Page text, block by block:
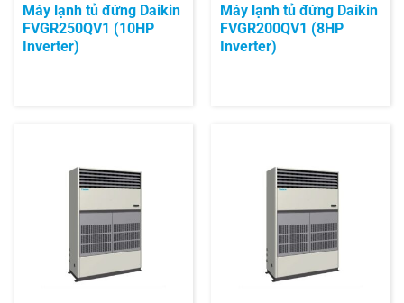
Máy lạnh tủ đứng Daikin
FVGR250QV1 (10HP
Inverter)
Máy lạnh tủ đứng Daikin
FVGR200QV1 (8HP
Inverter)